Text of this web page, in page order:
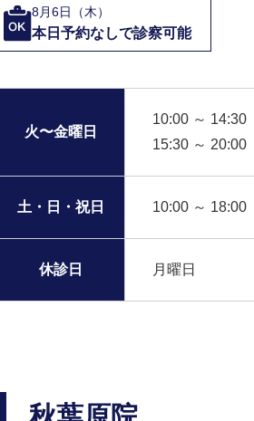
8月6日（木）
本日予約なしで診察可能
火〜金曜日
10:00 ～ 14:30
15:30 ～ 20:00
土・日・祝日 10:00 ～ 18:00
休診日 月曜日